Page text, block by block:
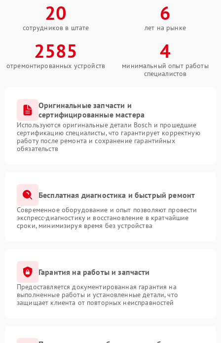
20
сотрудников в штате
6
лет на рынке
2585
отремонтированных устройств
4
минимальный опыт работы
специалистов
Оригинальные запчасти и
сертифицированные мастера
Используются оригинальные детали Bosch и прошедшие
сертификацию специалисты, что гарантирует корректную
работу после ремонта и сохранение гарантийных
обязательств
Бесплатная диагностика и быстрый ремонт
Современное оборудование и опыт позволяют провести
экспресс-диагностику и восстановление в кратчайшие
сроки, минимизируя время без устройства
Гарантия на работы и запчасти
Предоставляется документированная гарантия на
выполненные работы и установленные детали, что
защищает клиента от повторных неисправностей